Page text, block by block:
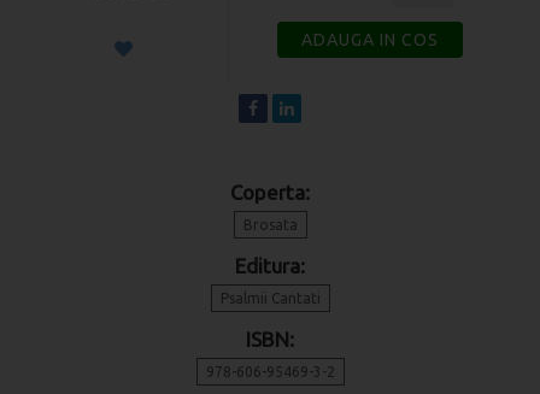
ADAUGA IN COS
Coperta:
Brosata
Editura:
Psalmii Cantati
ISBN:
978-606-95469-3-2